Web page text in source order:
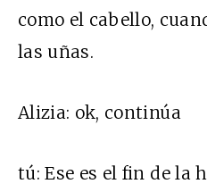
como el cabello,
las uñas.
Alizia: ok, continúa
tú:Ese es el fin de la